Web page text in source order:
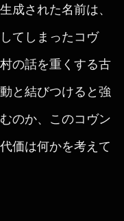
成された名前は、
てしまったコヴ
の話を重くする古
と結びつけると強
のか、このコヴン
価は何かを考えて